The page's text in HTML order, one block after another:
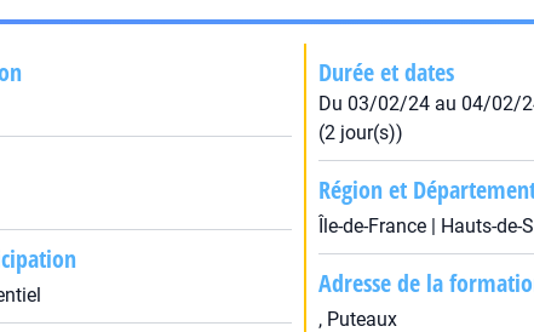
Durée et dates
Du 03/02/24 au 04/02/
(2 jour(s))
Région et
Île-de-France | Hauts-de-
Adresse de la
, Puteaux